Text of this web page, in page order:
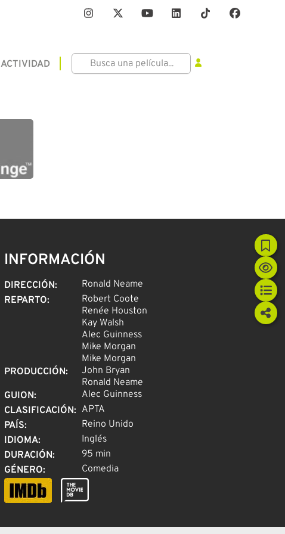
ACTIVIDAD
INFORMACIÓN
DIRECCIÓN:
Ronald Neame
REPARTO:
Robert Coote
Renée Houston
Kay Walsh
Alec Guinness
Mike Morgan
Mike Morgan
PRODUCCIÓN:
John Bryan
Ronald Neame
GUION:
Alec Guinness
CLASIFICACIÓN: APTA
PAÍS:
Reino Unido
IDIOMA:
Inglés
DURACIÓN:
95 min
GÉNERO: Comedia